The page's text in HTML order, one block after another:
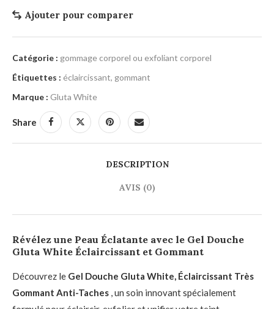
Ajouter pour comparer
Catégorie : gommage corporel ou exfoliant corporel
Étiquettes : éclaircissant, gommant
Marque : Gluta White
Share
DESCRIPTION
AVIS (0)
Révélez une Peau Éclatante avec le Gel Douche
Gluta White Éclaircissant et Gommant
Découvrez le Gel Douche Gluta White, Éclaircissant Très
Gommant Anti-Taches , un soin innovant spécialement